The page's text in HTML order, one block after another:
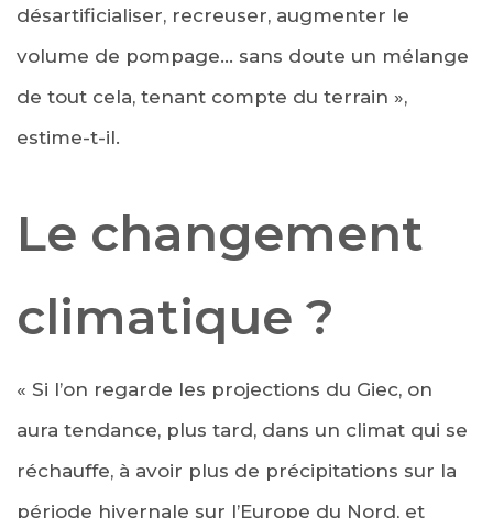
désartificialiser, recreuser, augmenter le
volume de pompage… sans doute un mélange
de tout cela, tenant compte du terrain »,
estime-t-il.
Le changement
climatique ?
« Si l’on regarde les projections du Giec, on
aura tendance, plus tard, dans un climat qui se
réchauffe, à avoir plus de précipitations sur la
période hivernale sur l’Europe du Nord, et